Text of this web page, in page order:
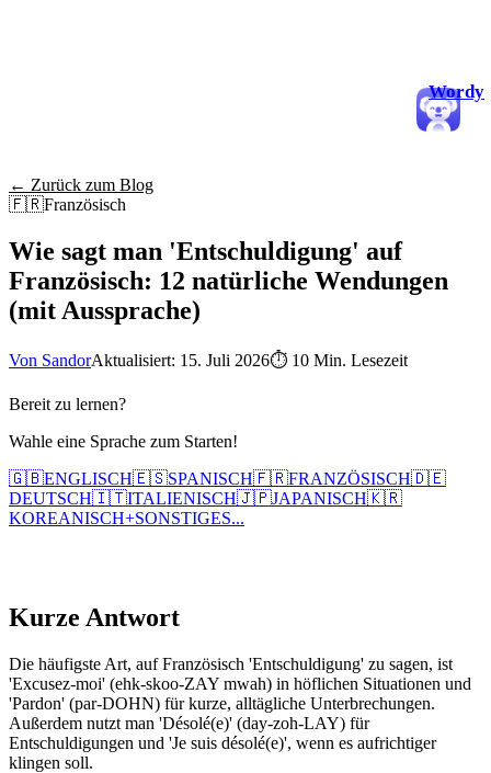
Wordy
← Zurück zum Blog
🇫🇷Französisch
Wie sagt man 'Entschuldigung' auf
Französisch: 12 natürliche Wendungen
(mit Aussprache)
Von SandorAktualisiert: 15. Juli 2026⏱ 10 Min. Lesezeit
Bereit zu lernen?
Wahle eine Sprache zum Starten!
🇬🇧ENGLISCH🇪🇸SPANISCH🇫🇷FRANZÖSISCH🇩🇪
DEUTSCH🇮🇹ITALIENISCH🇯🇵JAPANISCH🇰🇷
KOREANISCH+SONSTIGES...
Kurze Antwort
Die häufigste Art, auf Französisch 'Entschuldigung' zu sagen, ist
'Excusez-moi' (ehk-skoo-ZAY mwah) in höflichen Situationen und
'Pardon' (par-DOHN) für kurze, alltägliche Unterbrechungen.
Außerdem nutzt man 'Désolé(e)' (day-zoh-LAY) für
Entschuldigungen und 'Je suis désolé(e)', wenn es aufrichtiger
klingen soll.